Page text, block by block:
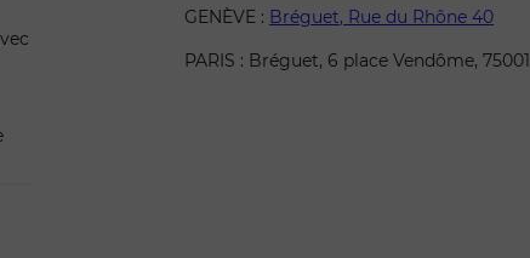
GENÈVE : Bréguet, Rue du Rhône 40
PARIS : Bréguet, 6 place Vendôme, 75001